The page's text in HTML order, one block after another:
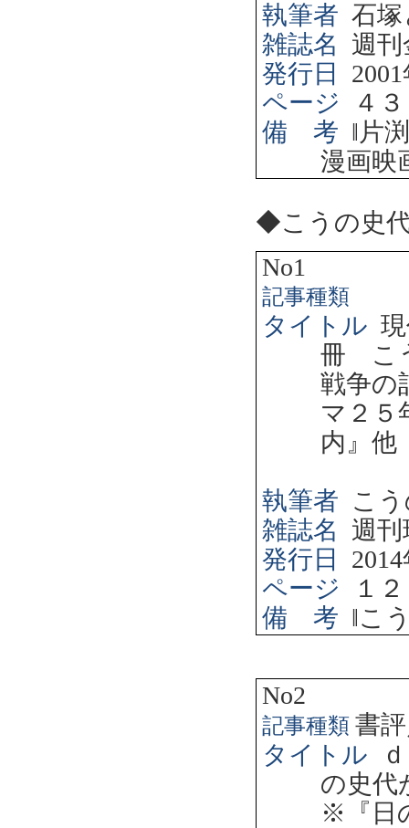
執筆者 石
雑誌名
週
発行日
2001
ページ
４３
備 考 ‖ 片
漫画映
◆こうの史
No1
記事種類
タイトル
冊 こ
戦争の
マ２５
内』他
執筆者 こ
雑誌名
週刊
発行日
2014
ページ
１
備 考 ‖こ
No2
記事種類 書
タイトル
の史
※『日